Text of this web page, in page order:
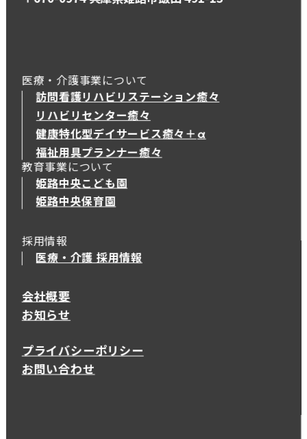
医療・介護事業について
訪問看護リハビリステーション癒々
リハビリセンター癒々
健康特化型デイサービス癒々＋α
健康特化型デイサービス癒々＋
福祉用具プランナー癒々
教育事業について
姫路中央こども園
姫路中央保育園
採用情報
医療・介護 採用情報
会社概要
お知らせ
プライバシーポリシー
お問い合わせ